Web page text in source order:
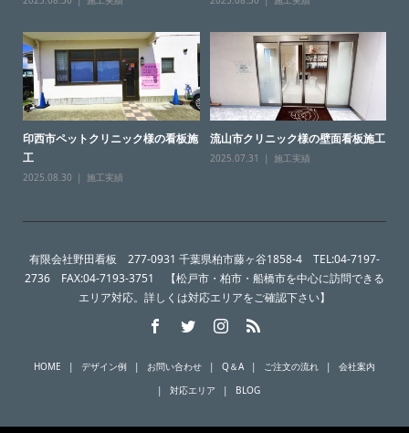
印西市ペットクリニック様の看板施
工
2025.08.30 施工実績
流山市クリニック様の壁面看板施工
2025.07.31 施工実績
有限会社野田看板 277-0931 千葉県柏市藤ヶ谷1858-4 TEL:04-7197-
2736 FAX:04-7193-3751 【松戸市・柏市・船橋市を中心に訪問できる
エリア対応。詳しくは対応エリアをご確認下さい】
HOME デザイン例 お問い合わせ Q＆A ご注文の流れ
会社案内
対応エリア
BLOG